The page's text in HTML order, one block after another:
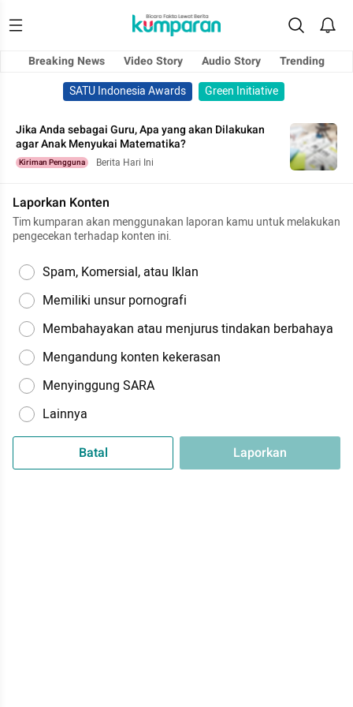
Breaking News Video Story Audio Story
Trending
SATU Indonesia Awards
Green Initiative
Jika Anda sebagai Guru, Apa yang akan Dilakukan
agar Anak Menyukai Matematika?
Kiriman Pengguna Berita Hari Ini
Laporkan Konten
Tim kumparan akan menggunakan laporan kamu untuk melakukan
pengecekan terhadap konten ini.
Spam, Komersial, atau Iklan
Memiliki unsur pornografi
Membahayakan atau menjurus tindakan berbahaya
Mengandung konten kekerasan
Menyinggung SARA
Lainnya
Batal Laporkan